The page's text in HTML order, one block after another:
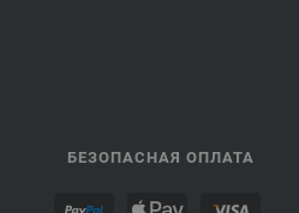
БЕЗОПАСНАЯ ОПЛАТА